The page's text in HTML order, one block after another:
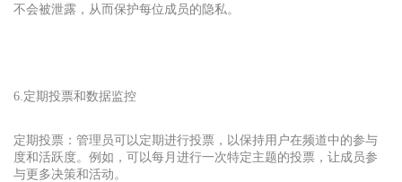
不会被泄露，从而保护每位成员的隐私。
6.定期投票和数据监控
定期投票：管理员可以定期进行投票，以保持用户在频道中的参与
度和活跃度。例如，可以每月进行一次特定主题的投票，让成员参
与更多决策和活动。